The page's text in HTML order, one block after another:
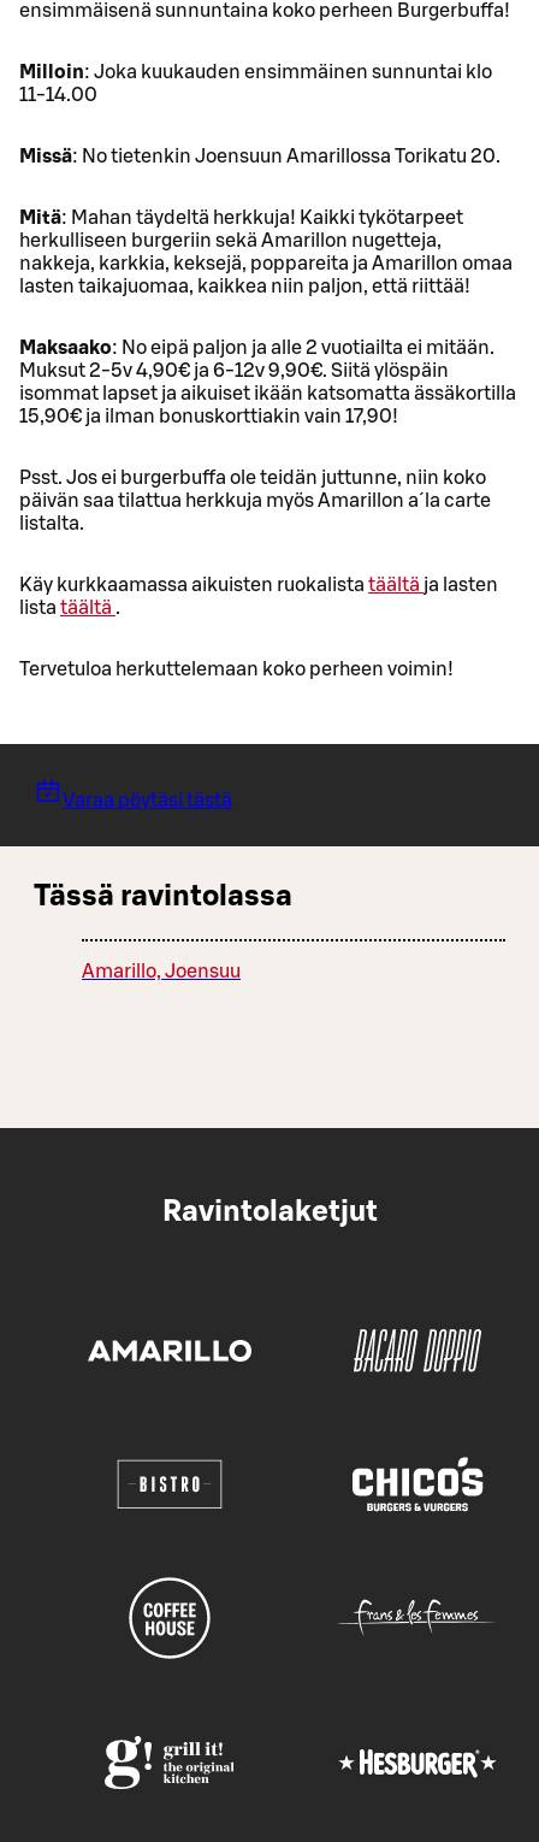
ensimmäisenä sunnuntaina koko perheen Burgerbuffa!
Milloin: Joka kuukauden ensimmäinen sunnuntai klo
11-14.00
Missä: No tietenkin Joensuun Amarillossa Torikatu 20.
Mitä: Mahan täydeltä herkkuja! Kaikki tykötarpeet
herkulliseen burgeriin sekä Amarillon nugetteja,
nakkeja, karkkia, keksejä, poppareita ja Amarillon omaa
lasten taikajuomaa, kaikkea niin paljon, että riittää!
Maksaako: No eipä paljon ja alle 2 vuotiailta ei mitään.
Muksut 2-5v 4,90€ ja 6-12v 9,90€. Siitä ylöspäin
isommat lapset ja aikuiset ikään katsomatta ässäkortilla
15,90€ ja ilman bonuskorttiakin vain 17,90!
Psst. Jos ei burgerbuffa ole teidän juttunne, niin koko
päivän saa tilattua herkkuja myös Amarillon a´la carte
listalta.
Käy kurkkaamassa aikuisten ruokalista täältä ja lasten
lista täältä .
Tervetuloa herkuttelemaan koko perheen voimin!
Varaa pöytäsi tästä
Tässä ravintolassa
Amarillo, Joensuu
Ravintolaketjut